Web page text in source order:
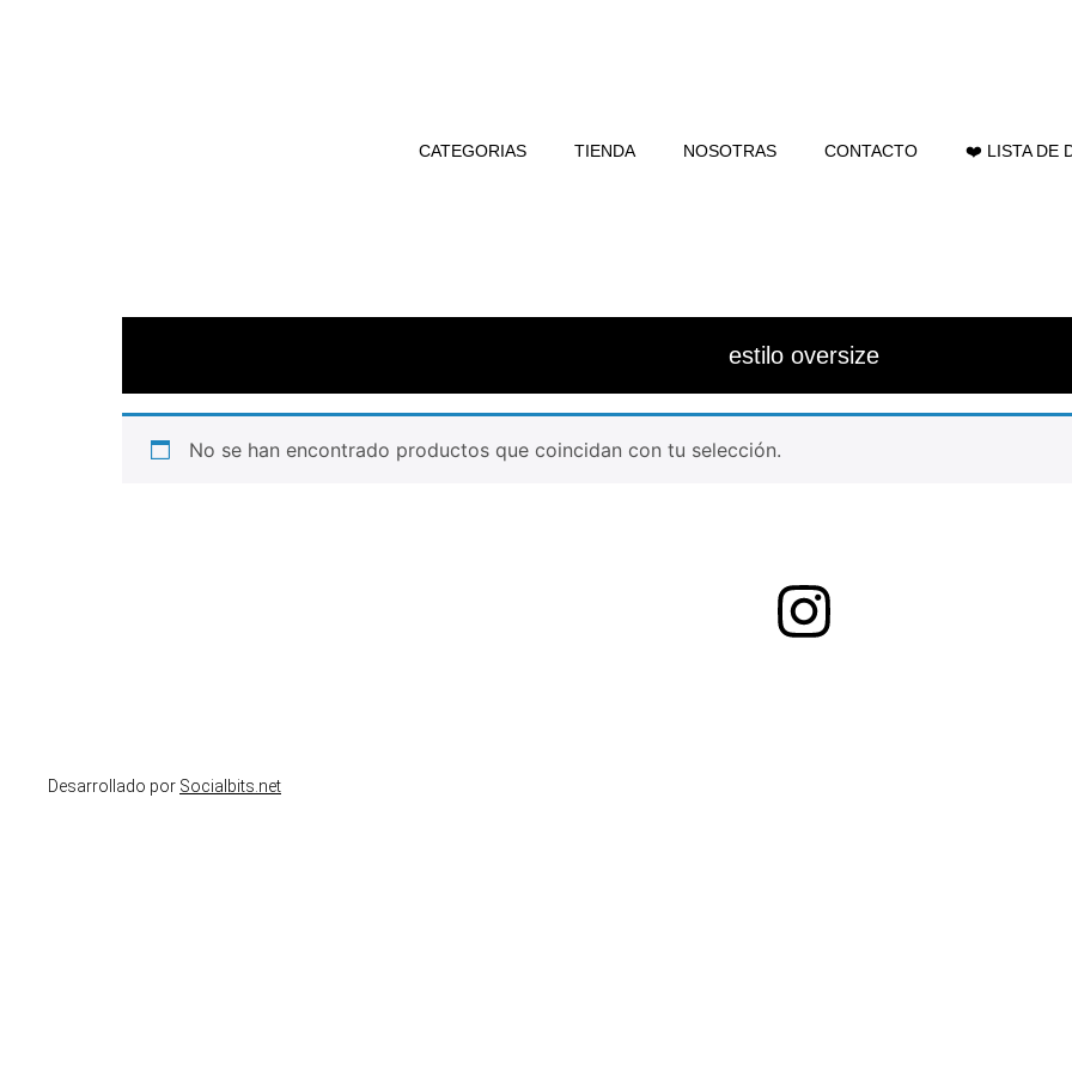
CATEGORIAS TIENDA NOSOTRAS CONTACTO ❤️ LISTA DE
estilo oversize
No se han encontrado productos que coincidan con tu selección.
Desarrollado por Socialbits.net